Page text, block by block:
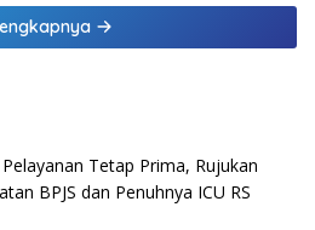
Malaka